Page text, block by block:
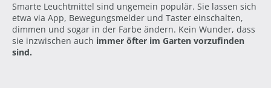
Smarte Leuchtmittel sind ungemein populär. Sie lassen sich
etwa via App, Bewegungsmelder und Taster einschalten,
dimmen und sogar in der Farbe ändern. Kein Wunder, dass
sie inzwischen auch immer öfter im Garten vorzufinden
sind.